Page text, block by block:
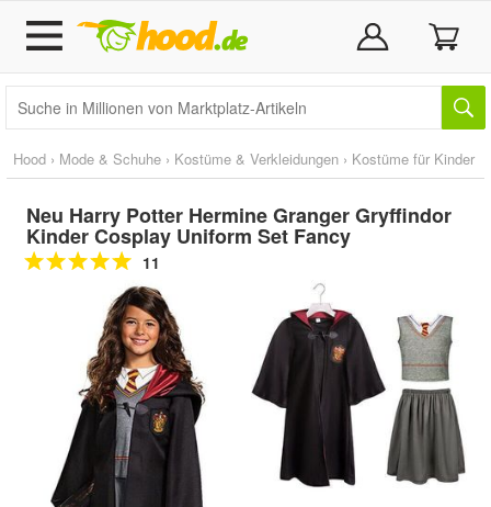
Hood › Mode & Schuhe › Kostüme & Verkleidungen › Kostüme für Kinder
Neu Harry Potter Hermine Granger Gryffindor
Kinder Cosplay Uniform Set Fancy
11